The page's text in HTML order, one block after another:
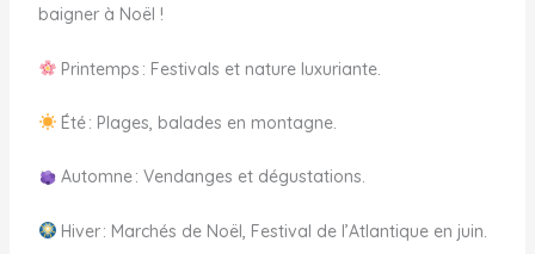
baigner à Noël !
Printemps : Festivals et nature luxuriante.
Été : Plages, balades en montagne.
Automne : Vendanges et dégustations.
Hiver : Marchés de Noël, Festival de l’Atlantique en juin.